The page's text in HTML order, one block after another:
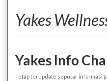
Yakes
Yakes Info
Tetap terupdate seputar informasi